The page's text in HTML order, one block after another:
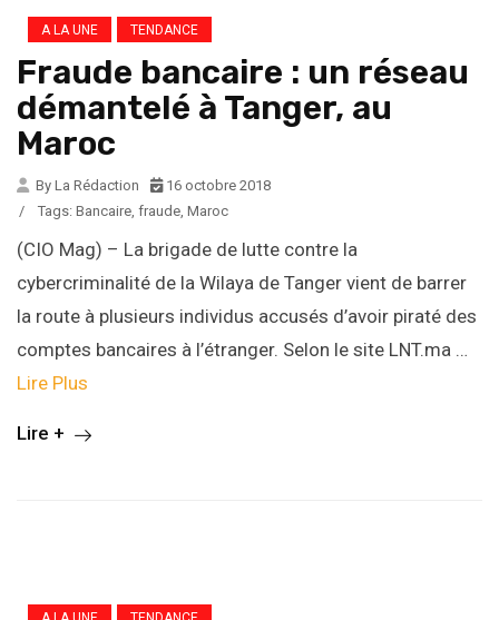
A LA UNE TENDANCE
Fraude bancaire : un réseau
démantelé à Tanger, au
Maroc
By La Rédaction
16 octobre 2018
/
Tags: Bancaire, fraude, Maroc
(CIO Mag) – La brigade de lutte contre la
cybercriminalité de la Wilaya de Tanger vient de barrer
la route à plusieurs individus accusés d’avoir piraté des
comptes bancaires à l’étranger. Selon le site LNT.ma …
Lire Plus
Lire +